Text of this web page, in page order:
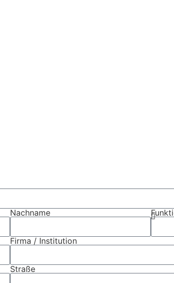
Nachname
Firma / Institution
Straße